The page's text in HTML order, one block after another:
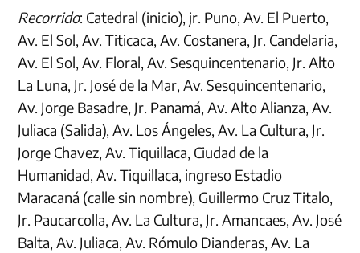
Recorrido: Catedral (inicio), jr. Puno, Av. El Puerto,
Av. El Sol, Av. Titicaca, Av. Costanera, Jr. Candelaria,
Av. El Sol, Av. Floral, Av. Sesquincentenario, Jr. Alto
La Luna, Jr. José de la Mar, Av. Sesquincentenario,
Av. Jorge Basadre, Jr. Panamá, Av. Alto Alianza, Av.
Juliaca (Salida), Av. Los Ángeles, Av. La Cultura, Jr.
Jorge Chavez, Av. Tiquillaca, Ciudad de la
Humanidad, Av. Tiquillaca, ingreso Estadio
Maracaná (calle sin nombre), Guillermo Cruz Titalo,
Jr. Paucarcolla, Av. La Cultura, Jr. Amancaes, Av. José
Balta, Av. Juliaca, Av. Rómulo Dianderas, Av. La